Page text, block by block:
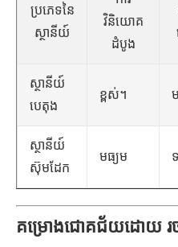
ប្រភេទនៃ
ស្ថានីយ៍
វិនិយោគ
ដំបូង
ស្ថានីយ៍
បេតុង
ខ្ពស់។
ស្ថានីយ៍
ស៊ុមដែក
មធ្យម
គម្រោងជោគជ័យដោយ រច